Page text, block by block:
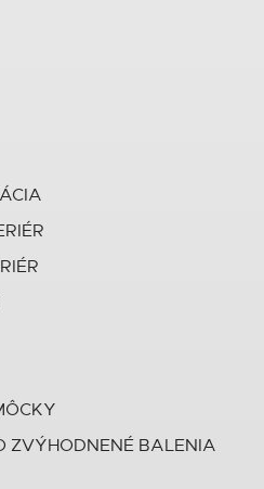
ZVÝHODNENÉ BALENIA